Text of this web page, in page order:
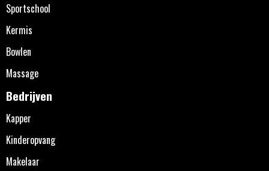
Sportschool
Kermis
Bowlen
Massage
Bedrijven
Kapper
Kinderopvang
Makelaar